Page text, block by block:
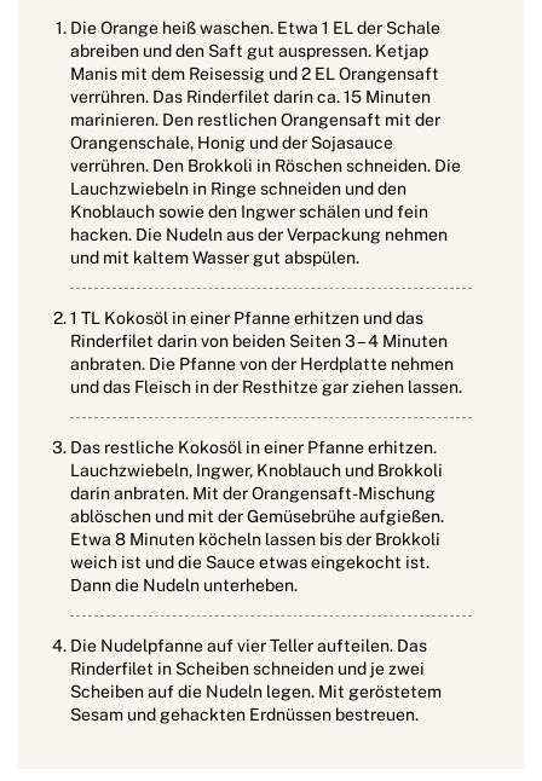
Die Orange heiß waschen. Etwa 1 EL der Schale
abreiben und den Saft gut auspressen. Ketjap
Manis mit dem Reisessig und 2 EL Orangensaft
verrühren. Das Rinderfilet darin ca. 15 Minuten
marinieren. Den restlichen Orangensaft mit der
Orangenschale, Honig und der Sojasauce
verrühren. Den Brokkoli in Röschen schneiden. Die
Lauchzwiebeln in Ringe schneiden und den
Knoblauch sowie den Ingwer schälen und fein
hacken. Die Nudeln aus der Verpackung nehmen
und mit kaltem Wasser gut abspülen.
1 TL Kokosöl in einer Pfanne erhitzen und das
Rinderfilet darin von beiden Seiten 3 – 4 Minuten
anbraten. Die Pfanne von der Herdplatte nehmen
und das Fleisch in der Resthitze gar ziehen lassen.
Das restliche Kokosöl in einer Pfanne erhitzen.
Lauchzwiebeln, Ingwer, Knoblauch und Brokkoli
darin anbraten. Mit der Orangensaft-Mischung
ablöschen und mit der Gemüsebrühe aufgießen.
Etwa 8 Minuten köcheln lassen bis der Brokkoli
weich ist und die Sauce etwas eingekocht ist.
Dann die Nudeln unterheben.
Die Nudelpfanne auf vier Teller aufteilen. Das
Rinderfilet in Scheiben schneiden und je zwei
Scheiben auf die Nudeln legen. Mit geröstetem
Sesam und gehackten Erdnüssen bestreuen.